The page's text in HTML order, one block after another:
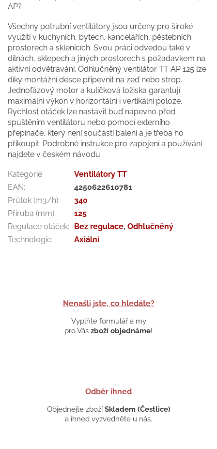
Nenašli jste, co hledáte?
Vyplňte formulář a my
pro Vás zboží objednáme!
Odběr ihned
Objednejte zboží Skladem (Čestlice)
a ihned vyzvedněte u nás.
AP?
Všechny potrubní ventilátory jsou určeny pro široké
využití v kuchyních, bytech, kancelářích, pěstebních
prostorech a sklenících. Svou práci odvedou také v
dílnách, sklepech a jiných prostorech s požadavkem na
aktivní odvětrávání. Odhlučněný ventilátor TT AP 125 lze
díky montážní desce připevnit na zeď nebo strop.
Jednofázový motor a kuličková ložiska garantují
maximální výkon v horizontální i vertikální poloze.
Rychlost otáček lze nastavit buď napevno před
spuštěním ventilátoru nebo pomocí externího
přepínače, který není součástí balení a je třeba ho
přikoupit. Podrobné instrukce pro zapojení a používání
najdete v českém návodu
Kategorie:
Ventilátory TT
EAN:
4250622610781
Průtok (m3/h):
340
Příruba (mm):
125
Regulace otáček: Bez regulace, Odhlučněný
Technologie: Axiální